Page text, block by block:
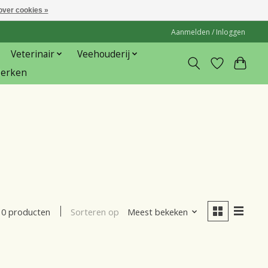
Aanmelden / Inloggen
Veterinair
Veehouderij
0 producten Sorteren op Meest bekeken
cookies »